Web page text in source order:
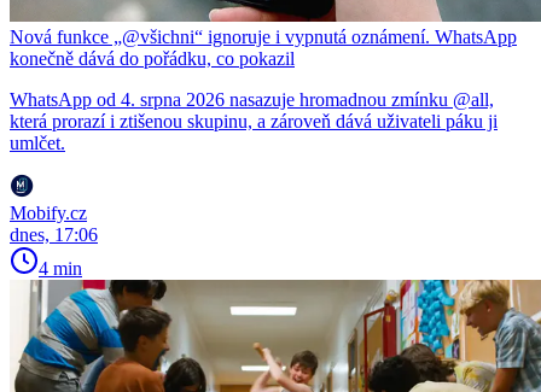
Nová funkce „@všichni“ ignoruje i vypnutá oznámení. WhatsApp
konečně dává do pořádku, co pokazil
WhatsApp od 4. srpna 2026 nasazuje hromadnou zmínku @all,
která prorazí i ztišenou skupinu, a zároveň dává uživateli páku ji
umlčet.
Mobify.cz
dnes, 17:06
4 min